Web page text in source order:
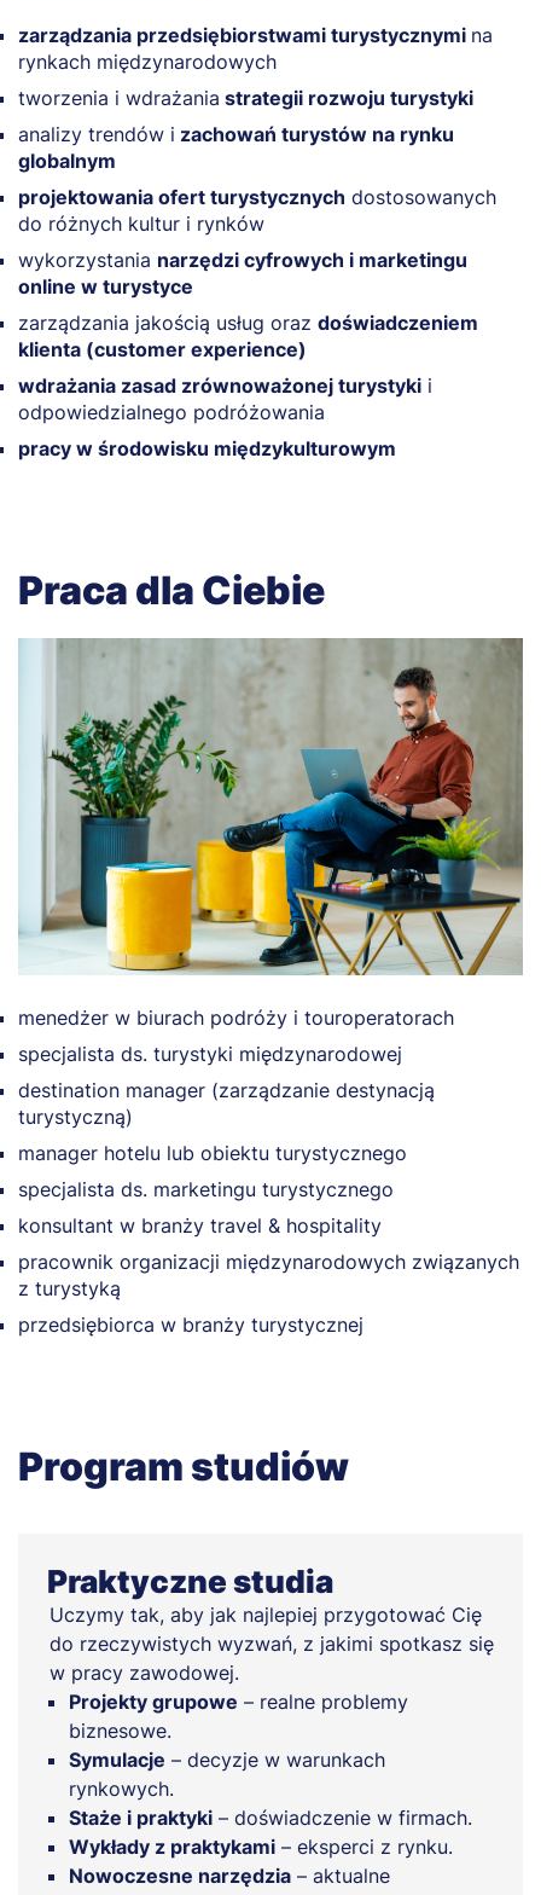
zarządzania przedsiębiorstwami turystycznymi na
rynkach międzynarodowych
tworzenia i wdrażania strategii rozwoju turystyki
analizy trendów i zachowań turystów na rynku
globalnym
projektowania ofert turystycznych dostosowanych
do różnych kultur i rynków
wykorzystania narzędzi cyfrowych i marketingu
online w turystyce
zarządzania jakością usług oraz doświadczeniem
klienta (customer experience)
wdrażania zasad zrównoważonej turystyki i
odpowiedzialnego podróżowania
pracy w środowisku międzykulturowym
Praca dla Ciebie
menedżer w biurach podróży i touroperatorach
specjalista ds. turystyki międzynarodowej
destination manager (zarządzanie destynacją
turystyczną)
manager hotelu lub obiektu turystycznego
specjalista ds. marketingu turystycznego
konsultant w branży travel & hospitality
pracownik organizacji międzynarodowych związanych
z turystyką
przedsiębiorca w branży turystycznej
Program studiów
Praktyczne studia
Uczymy tak, aby jak najlepiej przygotować Cię
do rzeczywistych wyzwań, z jakimi spotkasz się
w pracy zawodowej.
Projekty grupowe – realne problemy
biznesowe.
Symulacje – decyzje w warunkach
rynkowych.
Staże i praktyki – doświadczenie w firmach.
Wykłady z praktykami – eksperci z rynku.
Nowoczesne narzędzia – aktualne